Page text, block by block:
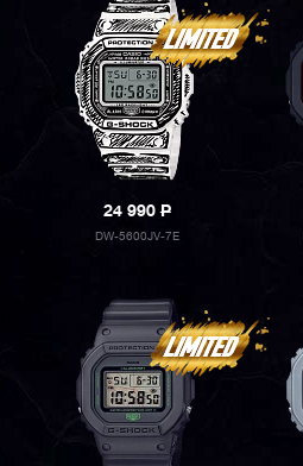
24 990P
DW-5600JV-7E